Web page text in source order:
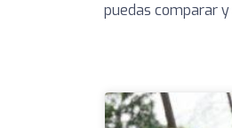
puedas comparar